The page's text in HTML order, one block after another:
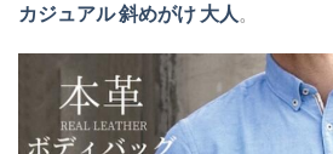
カジュアル 斜めがけ 大人 。